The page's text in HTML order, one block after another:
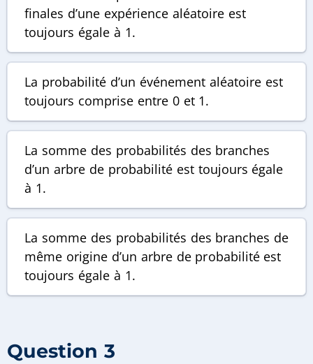
finales d’une expérience aléatoire est
toujours égale à 1.
La probabilité d’un événement aléatoire est
toujours comprise entre 0 et 1.
La somme des probabilités des branches
d’un arbre de probabilité est toujours égale
à 1.
La somme des probabilités des branches de
même origine d’un arbre de probabilité est
toujours égale à 1.
Question 3